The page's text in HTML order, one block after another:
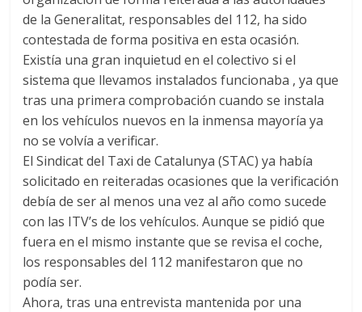
de la Generalitat, responsables del 112, ha sido
contestada de forma positiva en esta ocasión.
Existía una gran inquietud en el colectivo si el
sistema que llevamos instalados funcionaba , ya que
tras una primera comprobación cuando se instala
en los vehículos nuevos en la inmensa mayoría ya
no se volvía a verificar.
El Sindicat del Taxi de Catalunya (STAC) ya había
solicitado en reiteradas ocasiones que la verificación
debía de ser al menos una vez al año como sucede
con las ITV’s de los vehículos. Aunque se pidió que
fuera en el mismo instante que se revisa el coche,
los responsables del 112 manifestaron que no
podía ser.
Ahora, tras una entrevista mantenida por una